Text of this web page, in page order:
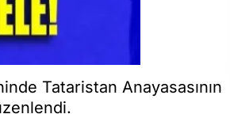
Tataristan Anayasasının